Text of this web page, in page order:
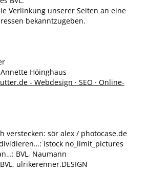
Verlinkung unserer Seiten an eine
bekanntzugeben.
Höinghaus
- Webdesign · SEO · Online-
verstecken: sör alex / photocase.de
istock no_limit_pictures
BVL, Naumann
ulrikerenner.DESIGN